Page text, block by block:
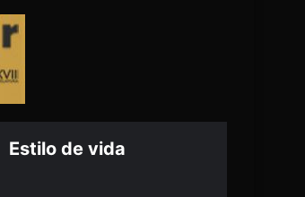
Estilo de vida